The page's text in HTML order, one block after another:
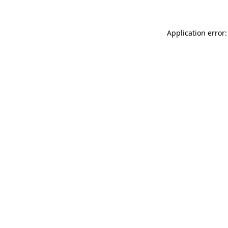
Application